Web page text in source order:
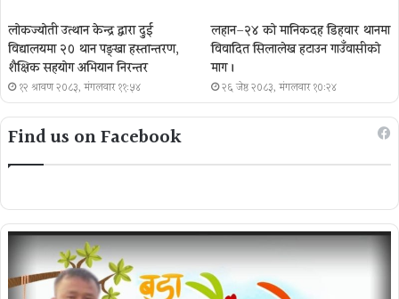
लोकज्योती उत्थान केन्द्र द्वारा दुई
विद्यालयमा २० थान पङ्खा हस्तान्तरण,
शैक्षिक सहयोग अभियान निरन्तर
१२ श्रावण २०८३, मंगलवार ११:५४
लहान–२४ को मानिकदह डिहवार थानमा
विवादित सिलालेख हटाउन गाउँवासीको
माग ।
२६ जेष्ठ २०८३, मंगलवार १०:२४
Find us on Facebook